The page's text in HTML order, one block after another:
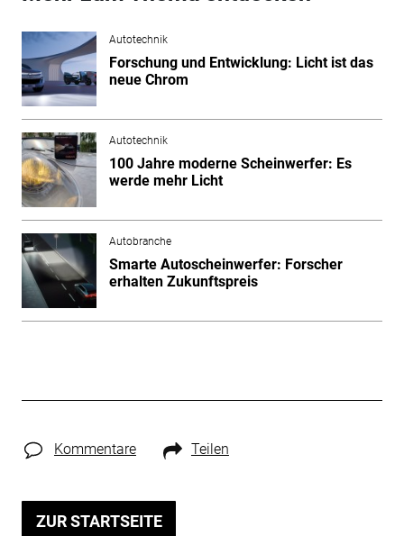
Autotechnik
Forschung und Entwicklung: Licht ist das
neue Chrom
Autotechnik
100 Jahre moderne Scheinwerfer: Es
werde mehr Licht
Autobranche
Smarte Autoscheinwerfer: Forscher
erhalten Zukunftspreis
Kommentare Teilen
ZUR STARTSEITE